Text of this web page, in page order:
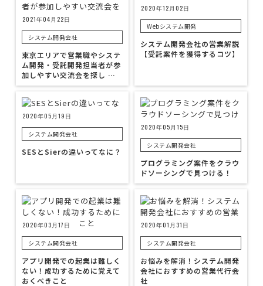
2021年04月22日
システム開発会社
東京エリアで営業職やシステ
ム開発・受託開発担当者が参
加しやすい交流会を探し …
2020年12月02日
Webシステム開発
システム開発会社の営業解説
【受託案件を獲得するコツ】
2020年05月19日
システム開発会社
SESとSierの違いってなに？
2020年05月15日
システム開発会社
プログラミング案件をクラウ
ドソーシングで見つける！
2020年03月17日
システム開発会社
アプリ開発での起業は難しく
ない！成功するために覚えて
おくべきこと
2020年01月31日
システム開発会社
お悩みを解消！システム開発
会社におすすめの営業代行会
社